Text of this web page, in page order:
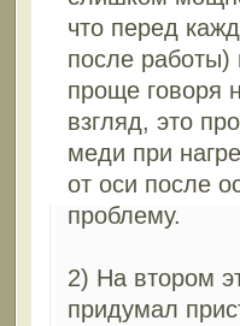
что перед
после работы)
проще говоря
взгляд, это
меди при
от оси после
проблему.
2) На втором
придумал